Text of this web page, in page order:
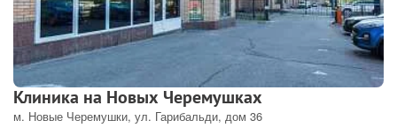
Клиника на Новых Черемушках
м. Новые Черемушки, ул. Гарибальди, дом 36